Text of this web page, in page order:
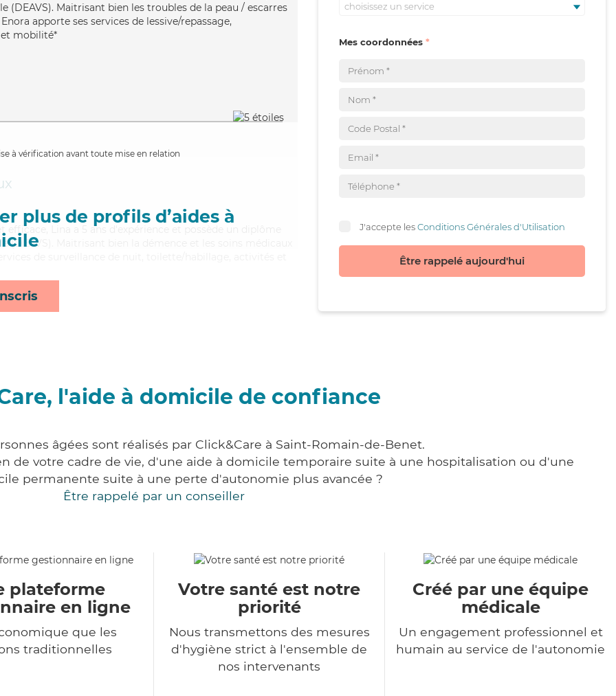
(DEAVS). Maitrisant bien les troubles de la peau / escarres
apporte ses services de lessive/repassage,
mobilité*
à vérification avant toute mise en relation
plus de profils d’aides à
efficace, Lina a 5 ans d'expérience et possède un diplôme
(DEAVS). Maitrisant bien la démence et les soins médicaux
choisissez un service
Mes coordonnées
J'accepte lesConditions Générales d'Utilisation
Être rappelé aujourd'hui
l'aide à domicile de confiance
âgées sont réalisés par Click&Care à Saint-Romain-de-Benet.
de votre cadre de vie, d'une aide à domicile temporaire suite à une hospitalisation ou d'une
permanente suite à une perte d'autonomie plus avancée ?
Être rappelé par un conseiller
plateforme
en ligne
que les
traditionnelles
Votre santé est notre
priorité
Nous transmettons des mesures
d'hygiène strict à l'ensemble de
nos intervenants
Créé par une équipe
médicale
Un engagement professionnel et
humain au service de l'autonomie